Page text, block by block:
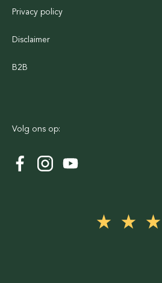
Privacy policy
Disclaimer
B2B
Volg ons op: